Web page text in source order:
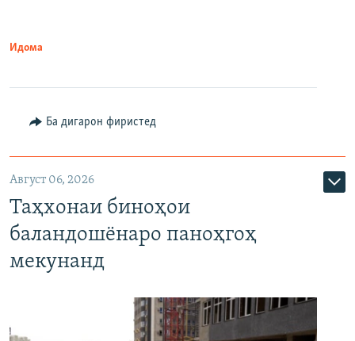
Идома
Ба дигарон фиристед
Август 06, 2026
Таҳхонаи биноҳои
баландошёнаро паноҳгоҳ
мекунанд